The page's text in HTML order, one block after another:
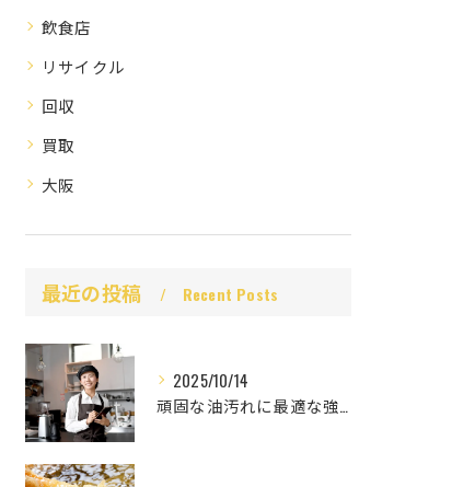
飲食店
リサイクル
回収
買取
大阪
最近の投稿 Recent Posts
2025/10/14
頑固な油汚れに最適な強力洗剤